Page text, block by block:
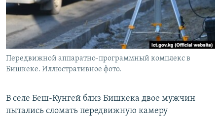
Передвижной аппаратно-программный комплекс в
Бишкеке. Иллюстративное фото.
В селе Беш-Кунгей близ Бишкека двое мужчин
пытались сломать передвижную камеру